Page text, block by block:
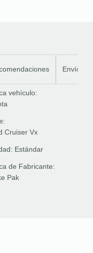
Envíos
vehículo:
Cruiser Vx
Estándar
de Fabricante:
Pak